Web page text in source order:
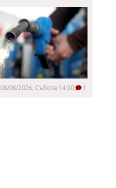
08/08/2026, Събота 14:30 1